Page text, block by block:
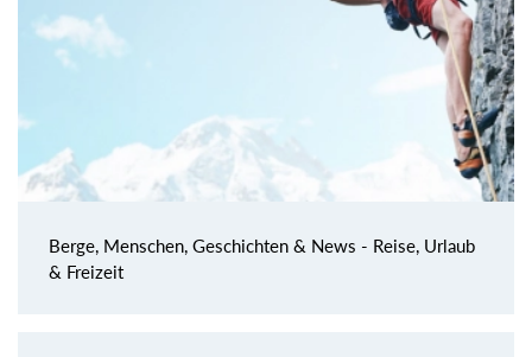
Berge, Menschen, Geschichten & News - Reise, Urlaub
& Freizeit